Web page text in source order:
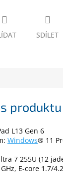
SDÍLET
produktu
L13 Gen 6
Windows® 11
7 255U (12
E-core 1.7/